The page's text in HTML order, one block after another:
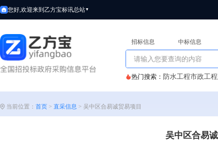
您好,欢迎来到乙方宝标讯总站▼
招标信息 中标信息
热门搜索： 防水工程市政工程
当前位置： 首页 > 直采信息 > 吴中区合易诚贸易项目
吴中区合易